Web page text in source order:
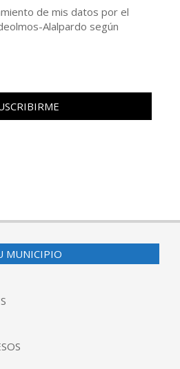
de mis datos por el
Alalpardo según
MUNICIPIO